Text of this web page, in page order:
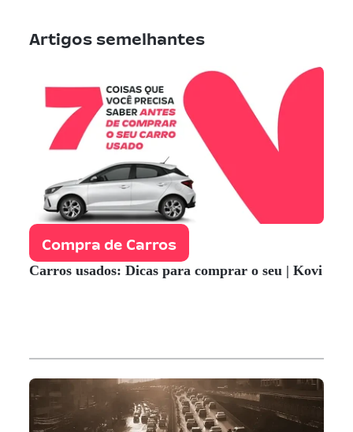
Artigos semelhantes
Compra de Carros
Carros usados: Dicas para comprar o seu | Kovi